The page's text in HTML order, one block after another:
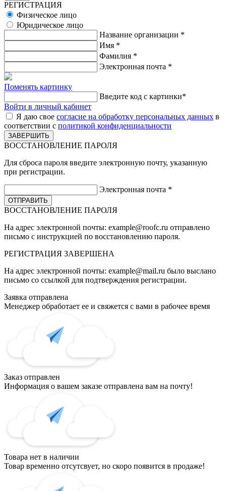
РЕГИСТРАЦИЯ
Физическое лицо
Юридическое лицо
Название организации *
Имя *
Фамилия *
Электронная почта *
Поменять картинку
Введите код с картинки*
Войти в личный кабинет
Я даю свое согласие на обработку персональных данных в
соответствии с политикой конфиденциальности
ВОССТАНОВЛЕНИЕ ПАРОЛЯ
Для сброса пароля введите электронную почту, указанную
при регистрации.
Электронная почта *
ВОССТАНОВЛЕНИЕ ПАРОЛЯ
На адрес электронной почты: example@roofc.ru отправлено
письмо с инструкцией по восстановлению пароля.
РЕГИСТРАЦИЯ ЗАВЕРШЕНА
На адрес электронной почты: example@mail.ru было выслано
письмо со ссылкой для подтверждения регистрации.
Заявка отправлена
Менеджер обработает ее и свяжется с вами в рабочее время
Заказ отправлен
Информация о вашем заказе отправлена вам на почту!
Товара нет в наличии
Товар временно отсутсвует, но скоро появится в продаже!